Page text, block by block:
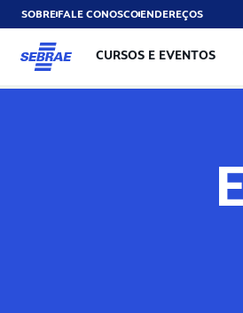
SOBREFALE CONOSCOENDEREÇOS
CURSOS E EVENTOS